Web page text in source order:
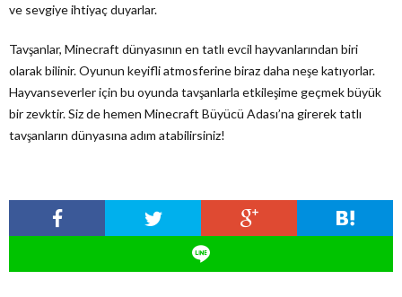
ve sevgiye ihtiyaç duyarlar.
Tavşanlar, Minecraft dünyasının en tatlı evcil hayvanlarından biri
olarak bilinir. Oyunun keyifli atmosferine biraz daha neşe katıyorlar.
Hayvanseverler için bu oyunda tavşanlarla etkileşime geçmek büyük
bir zevktir. Siz de hemen Minecraft Büyücü Adası’na girerek tatlı
tavşanların dünyasına adım atabilirsiniz!